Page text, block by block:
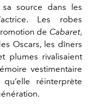
source dans les
Les robes
de Cabaret,
Oscars, les dîners
plumes rivalisaient
vestimentaire
réinterprète